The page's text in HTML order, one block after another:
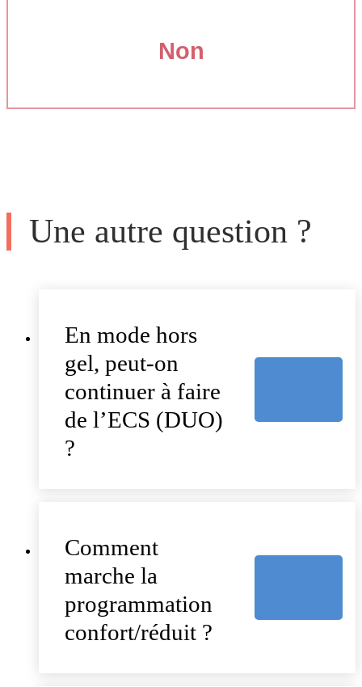
Non
Une autre question ?
En mode hors
gel, peut-on
continuer à faire
de l’ECS (DUO)
?
Comment
marche la
programmation
confort/réduit ?